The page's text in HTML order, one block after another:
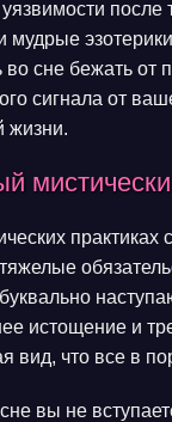
после
мудрые
во сне бежать от
сигнала от
жизни.
тяжелые
истощение и
вид, что все в
вы не